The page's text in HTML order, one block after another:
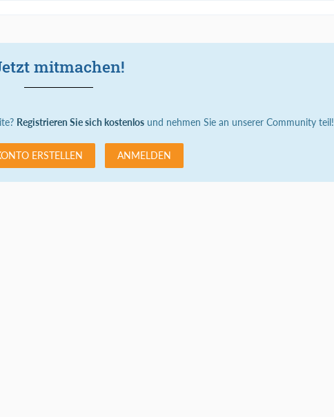
mitmachen!
Registrieren Sie sich kostenlosund nehmen Sie an unserer Community teil!
ERSTELLEN ANMELDEN